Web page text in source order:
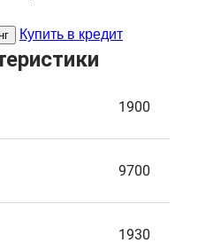
Купить в кредит
1900
9700
1930